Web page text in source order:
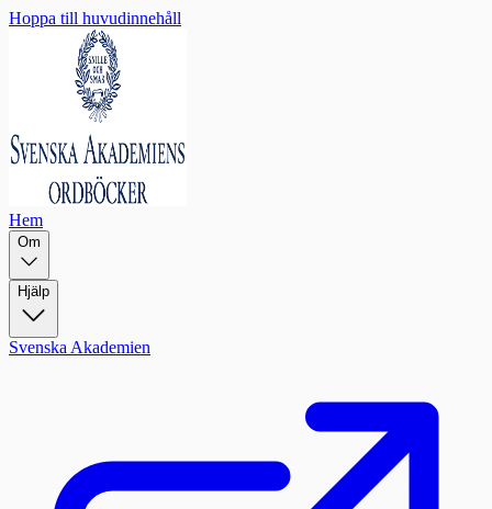
Hoppa till huvudinnehåll
Hem
Om
Hjälp
Svenska Akademien